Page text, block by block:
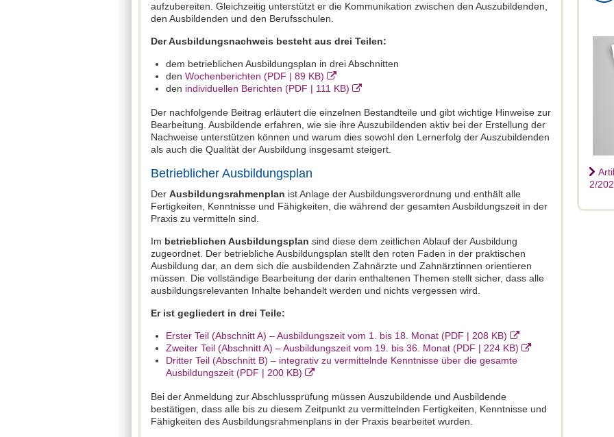
aufzubereiten. Gleichzeitig unterstützt er die Kommunikation zwischen den Auszubildenden,
den Ausbildenden und den Berufsschulen.
Der Ausbildungsnachweis besteht aus drei Teilen:
dem betrieblichen Ausbildungsplan in drei Abschnitten
den Wochenberichten (PDF | 89 KB)
den individuellen Berichten (PDF | 111 KB)
Der nachfolgende Beitrag erläutert die einzelnen Bestandteile und gibt wichtige Hinweise zur
Bearbeitung. Ausbildende erfahren, wie sie ihre Auszubildenden aktiv bei der Erstellung der
Nachweise unterstützen können und warum dies sowohl den Lernerfolg der Auszubildenden
als auch die Qualität der Ausbildung insgesamt steigert.
Betrieblicher Ausbildungsplan
Der Ausbildungsrahmenplan ist Anlage der Ausbildungsverordnung und enthält alle
Fertigkeiten, Kenntnisse und Fähigkeiten, die während der gesamten Ausbildungszeit in der
Praxis zu vermitteln sind.
Im betrieblichen Ausbildungsplan sind diese dem zeitlichen Ablauf der Ausbildung
zugeordnet. Der betriebliche Ausbildungsplan stellt den roten Faden in der praktischen
Ausbildung dar, an dem sich die ausbildenden Zahnärzte und Zahnärztinnen orientieren
müssen. Die vollständige Bearbeitung der darin enthaltenen Themen stellt sicher, dass alle
ausbildungsrelevanten Inhalte behandelt werden und nichts vergessen wird.
Er ist gegliedert in drei Teile:
Erster Teil (Abschnitt A) – Ausbildungszeit vom 1. bis 18. Monat (PDF | 208 KB)
Zweiter Teil (Abschnitt A) – Ausbildungszeit vom 19. bis 36. Monat (PDF | 224 KB)
Dritter Teil (Abschnitt B) – integrativ zu vermittelnde Kenntnisse über die gesamte
Ausbildungszeit (PDF | 200 KB)
Bei der Anmeldung zur Abschlussprüfung müssen Auszubildende und Ausbildende
bestätigen, dass alle bis zu diesem Zeitpunkt zu vermittelnden Fertigkeiten, Kenntnisse und
Fähigkeiten des Ausbildungsrahmenplans in der Praxis bearbeitet wurden.
2/